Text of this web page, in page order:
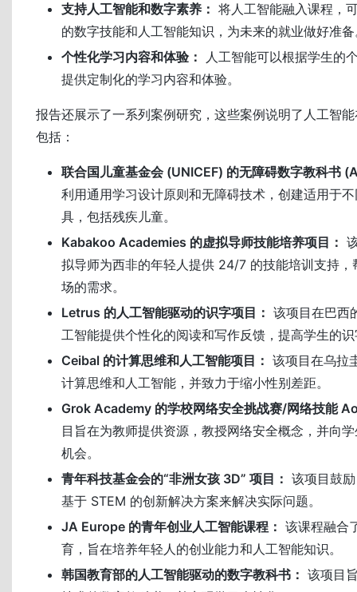
支持人工智能和数字素养： 将人工智能融入课程，
的数字技能和人工智能知识，为未来的就业做好准
个性化学习内容和体验：
人工智能可以根据学生的
提供定制化的学习内容和体验。
报告还展示了一系列案例研究，这些案例说明了人工智
包括：
联合国儿童基金会 (UNICEF) 的无障碍数字教科书
利用通用学习设计原则和无障碍技术，创建适用于
具，包括残疾儿童。
Kabakoo Academies 的虚拟导师技能培养项目：
拟导师为西非的年轻人提供 24/7 的技能培训支持，
场的需求。
Letrus 的人工智能驱动的识字项目： 该项目在巴西
工智能提供个性化的阅读和写作反馈，提高学生的
Ceibal 的计算思维和人工智能项目： 该项目在乌拉
计算思维和人工智能，并致力于缩小性别差距。
Grok Academy 的学校网络安全挑战赛/网络技能
目旨在为教师提供资源，教授网络安全概念，并向
机会。
青年科技基金会的“非洲女孩 3D” 项目： 该项目鼓
基于 STEM 的创新解决方案来解决实际问题。
JA Europe 的青年创业人工智能课程： 该课程融合
育，旨在培养年轻人的创业能力和人工智能知识。
韩国教育部的人工智能驱动的数字教科书： 该项目